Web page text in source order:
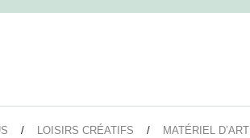
LOISIRS CRÉATIFS MATÉRIEL D’ART